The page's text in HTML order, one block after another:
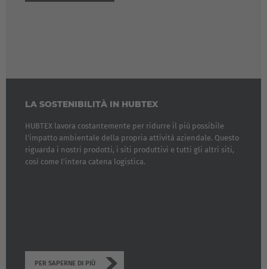
Česká republika
LA SOSTENIBILITÀ IN HUBTEX
HUBTEX lavora costantemente per ridurre il più possibile
l’impatto ambientale della propria attività aziendale. Questo
riguarda i nostri prodotti, i siti produttivi e tutti gli altri siti,
così come l’intera catena logistica.
PER SAPERNE DI PIÙ